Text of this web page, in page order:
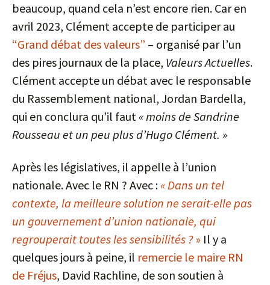
beaucoup, quand cela n’est encore rien. Car en
avril 2023, Clément accepte de participer au
“Grand débat des valeurs” – organisé par l’un
des pires journaux de la place, Valeurs Actuelles.
Clément accepte un débat avec le responsable
du Rassemblement national, Jordan Bardella,
qui en conclura qu’il faut« moins de Sandrine
Rousseau et un peu plus d’Hugo Clément. »
Après les législatives, il appelle à l’union
nationale. Avec le RN ? Avec :« Dans un tel
contexte, la meilleure solution ne serait-elle pas
un gouvernement d’union nationale, qui
regrouperait toutes les sensibilités ?» Il y a
quelques jours à peine, il remercie le maire RN
de Fréjus, David Rachline, de son soutien à